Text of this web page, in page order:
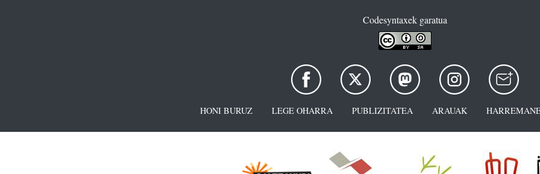
Codesyntaxek garatua
HONI BURUZ LEGE OHARRA PUBLIZITATEA ARAUAK